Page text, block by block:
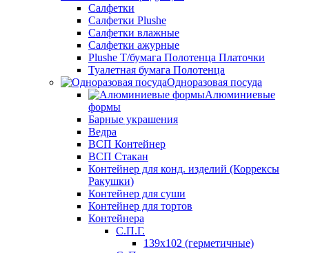
Салфетки
Салфетки Plushe
Салфетки влажные
Салфетки ажурные
Plushe Т/бумага Полотенца Платочки
Туалетная бумага Полотенца
Одноразовая посуда
Алюминиевые
формы
Барные украшения
Ведра
ВСП Контейнер
ВСП Стакан
Контейнер для конд. изделий (Коррексы
Ракушки)
Контейнер для суши
Контейнер для тортов
Контейнера
С.П.Г.
139х102 (герметичные)